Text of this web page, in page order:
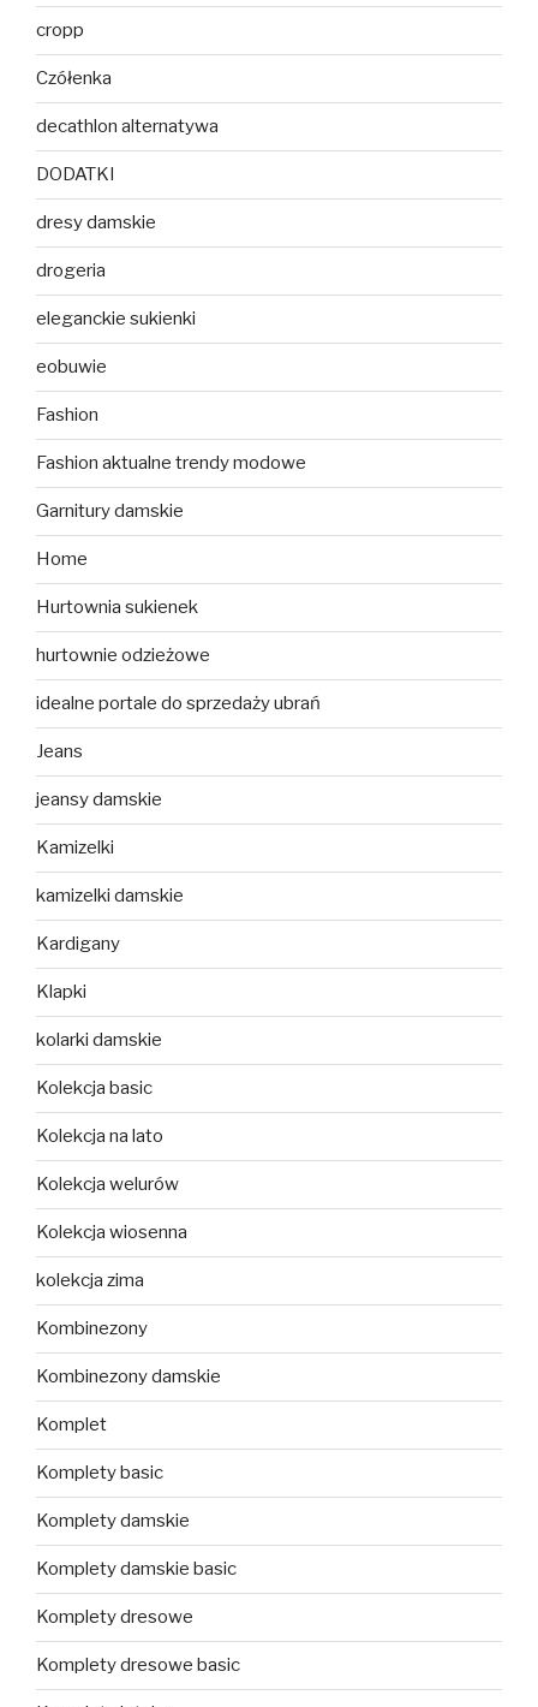
cropp
Czółenka
decathlon alternatywa
DODATKI
dresy damskie
drogeria
eleganckie sukienki
eobuwie
Fashion
Fashion aktualne trendy modowe
Garnitury damskie
Home
Hurtownia sukienek
hurtownie odzieżowe
idealne portale do sprzedaży ubrań
Jeans
jeansy damskie
Kamizelki
kamizelki damskie
Kardigany
Klapki
kolarki damskie
Kolekcja basic
Kolekcja na lato
Kolekcja welurów
Kolekcja wiosenna
kolekcja zima
Kombinezony
Kombinezony damskie
Komplet
Komplety basic
Komplety damskie
Komplety damskie basic
Komplety dresowe
Komplety dresowe basic